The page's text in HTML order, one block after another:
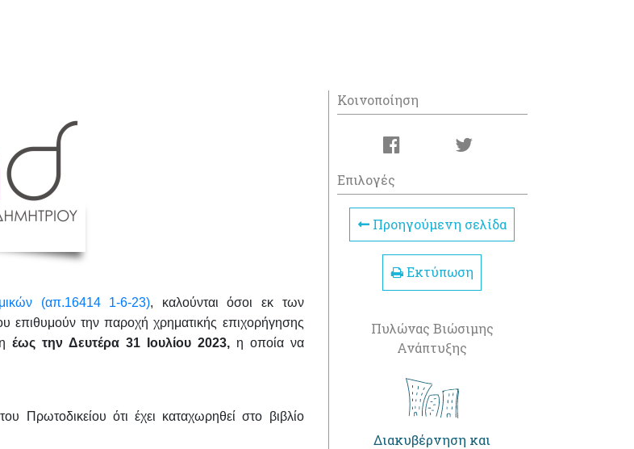
(απ.16414 1-6-23), καλούνται όσοι εκ των
την παροχή χρηματικής επιχορήγησης
έως την Δευτέρα 31 Ιουλίου 2023, η οποία να
Πρωτοδικείου ότι έχει καταχωρηθεί στο βιβλίο
Κοινοποίηση
Επιλογές
Προηγούμενη σελίδα
Εκτύπωση
Πυλώνας Βιώσιμης
Ανάπτυξης
Διακυβέρνηση και